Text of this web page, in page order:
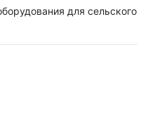
для сельского